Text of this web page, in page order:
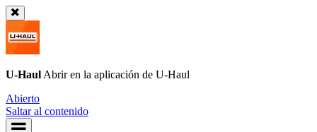
U-Haul Abrir en la aplicación de U-Haul
Abierto
Saltar al contenido